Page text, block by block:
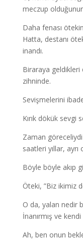
meczup
Daha fenası
Hatta, destanı
inandı.
Biraraya geldikleri
zihninde.
Sevişmelerini
Kırık dökük sevgi
Zaman
saatleri yıllar,
Böyle böyle akıp
Öteki, ”Biz ikimiz
O da, yalan nedir
İnanırmış ve
Ah, ben onun